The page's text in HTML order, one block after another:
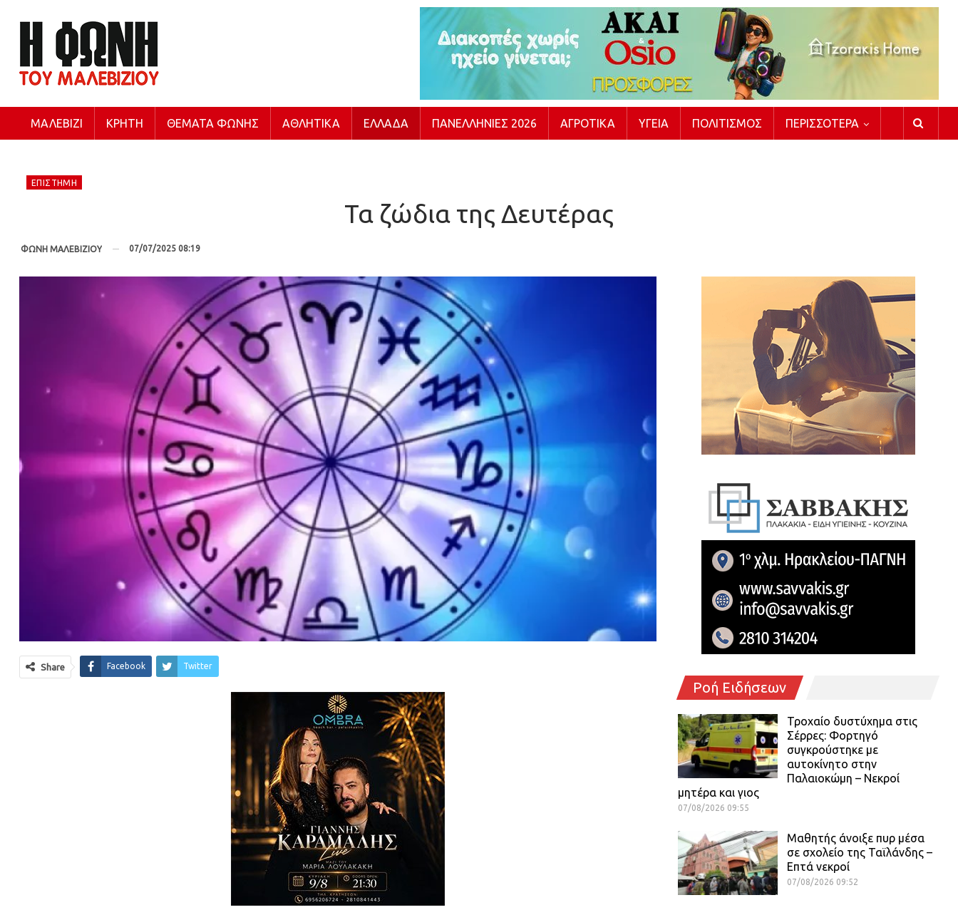
ΜΑΛΕΒΊΖΙ ΚΡΉΤΗ ΘΈΜΑΤΑ ΦΩΝΉΣ ΑΘΛΗΤΙΚΆ ΕΛΛΆΔΑ ΠΑΝΕΛΛΉΝΙΕΣ 2026 ΑΓΡΟΤΙΚΆ ΥΓΕΊΑ ΠΟΛΙΤΙΣΜΌΣ ΠΕΡΙΣΣΌΤΕΡΑ
ΕΠΙΣΤΉΜΗ
Τα ζώδια της Δευτέρας
ΦΩΝΗ ΜΑΛΕΒΙΖΙΟΥ 07/07/2025 08:19
Share Facebook Twitter
Ροή Ειδήσεων
Τροχαίο δυστύχημα στις
Σέρρες: Φορτηγό
συγκρούστηκε με
αυτοκίνητο στην
Παλαιοκώμη – Νεκροί
μητέρα και γιος
07/08/2026 09:55
Μαθητής άνοιξε πυρ μέσα
σε σχολείο της Ταϊλάνδης –
Επτά νεκροί
07/08/2026 09:52